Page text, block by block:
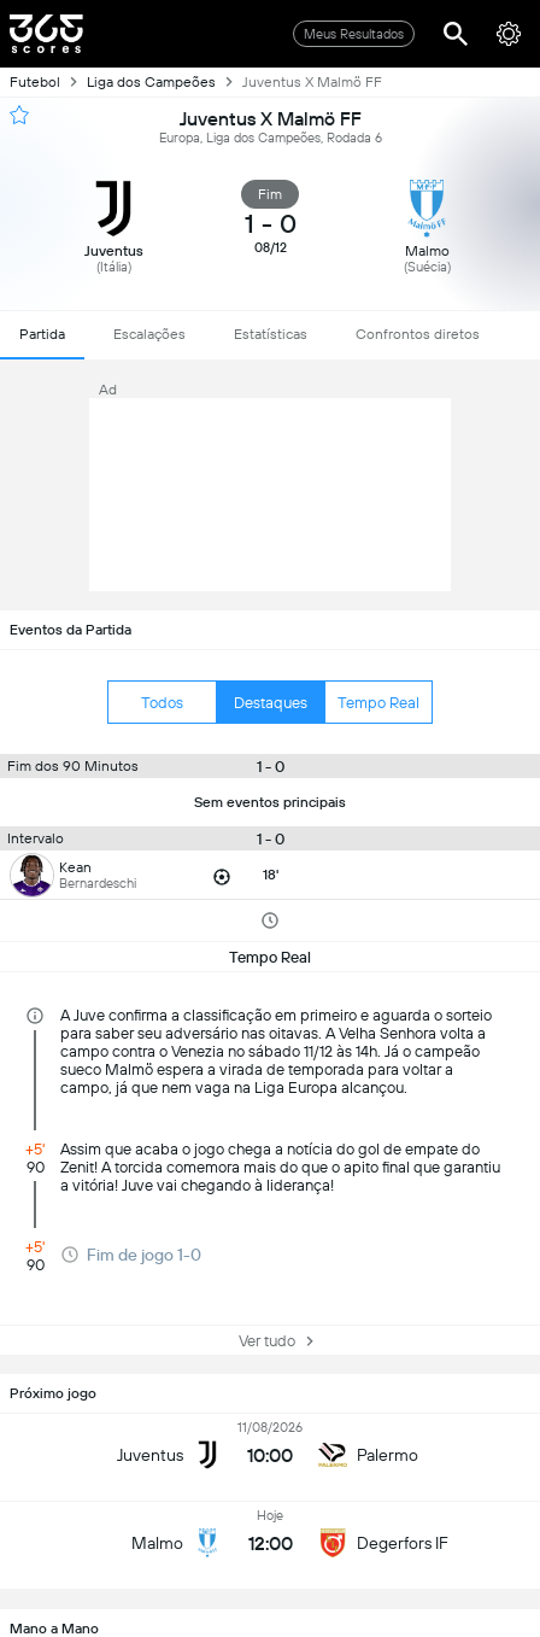
Meus Resultados
Futebol Liga dos Campeões Juventus X Malmö FF
Juventus X Malmö FF
Europa, Liga dos Campeões, Rodada 6
Juventus
(Itália)
Fim
1 - 0
08/12 Malmo
(Suécia)
Partida Escalações Estatísticas Confrontos diretos
Ad
Eventos da Partida
Todos Destaques Tempo Real
Fim dos 90 Minutos 1 - 0
Sem eventos principais
Intervalo 1 - 0
Kean
Bernardeschi 18'
Tempo Real
A Juve confirma a classificação em primeiro e aguarda o sorteio
para saber seu adversário nas oitavas. A Velha Senhora volta a
campo contra o Venezia no sábado 11/12 às 14h. Já o campeão
sueco Malmö espera a virada de temporada para voltar a
campo, já que nem vaga na Liga Europa alcançou.
+5'
90
Assim que acaba o jogo chega a notícia do gol de empate do
Zenit! A torcida comemora mais do que o apito final que garantiu
a vitória! Juve vai chegando à liderança!
+5'
90
Fim de jogo 1-0
Ver tudo
Próximo jogo
Juventus
11/08/2026
10:00 Palermo
Malmo
Hoje
12:00 Degerfors IF
Mano a Mano